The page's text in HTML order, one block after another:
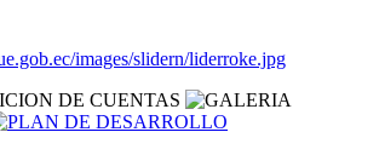
images/slidern/liderroke.jpg